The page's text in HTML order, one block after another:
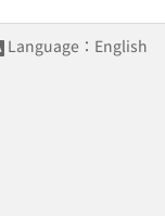
Language：English